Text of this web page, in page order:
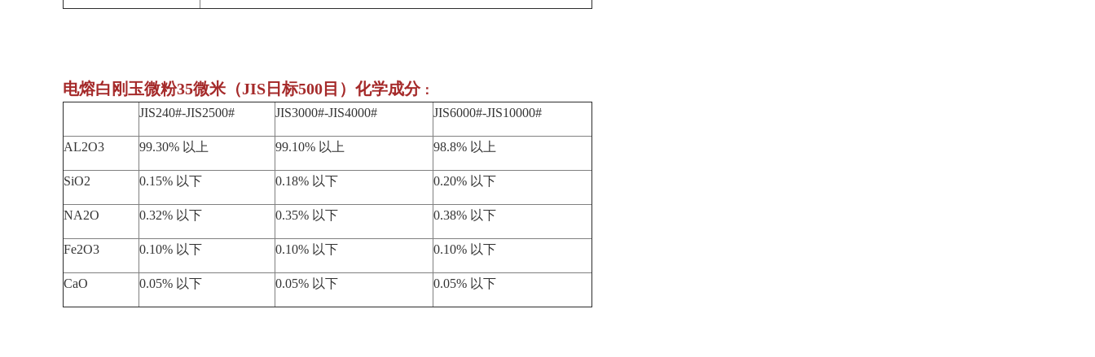
电熔白刚玉微粉35微米（JIS日标500目）化学成分：
JIS240#-JIS2500#
JIS3000#-JIS4000# JIS6000#-JIS10000#
AL2O3 99.30% 以上 99.10% 以上 98.8% 以上
SiO2 0.15% 以下 0.18% 以下 0.20% 以下
NA2O 0.32% 以下 0.35% 以下 0.38% 以下
Fe2O3 0.10% 以下 0.10% 以下 0.10% 以下
CaO 0.05% 以下 0.05% 以下 0.05% 以下